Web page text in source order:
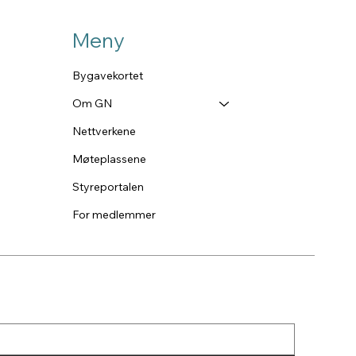
Bygavekortet
Om GN
Nettverkene
Møteplassene
Styreportalen
For medlemmer
Meny